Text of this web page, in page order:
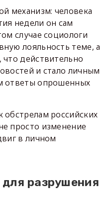
механизм: человека
недели он сам
случае социологи
лояльность теме, а
действительно
и стало личным
ответы опрошенных
российских
просто изменение
в личном
разрушения